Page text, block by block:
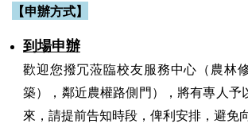
【申辦方式】
到場申辦
歡迎您撥冗蒞臨校友服務中心（農林
築），鄰近農權路側門），將有專人予
來，請提前告知時段，俾利安排，避免向